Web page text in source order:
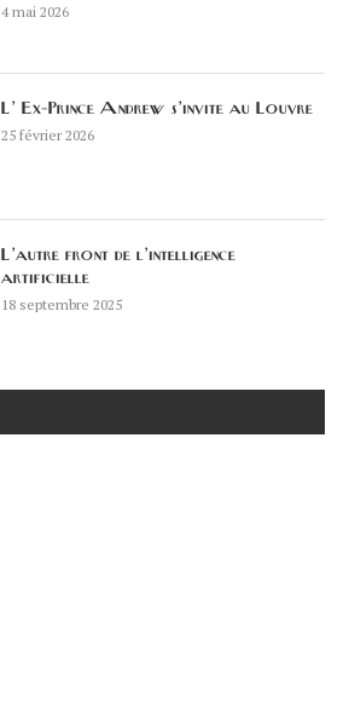
4 mai 2026
L’ Ex-Prince Andrew s’invite au Louvre
25 février 2026
L’autre front de l’intelligence
artificielle
18 septembre 2025